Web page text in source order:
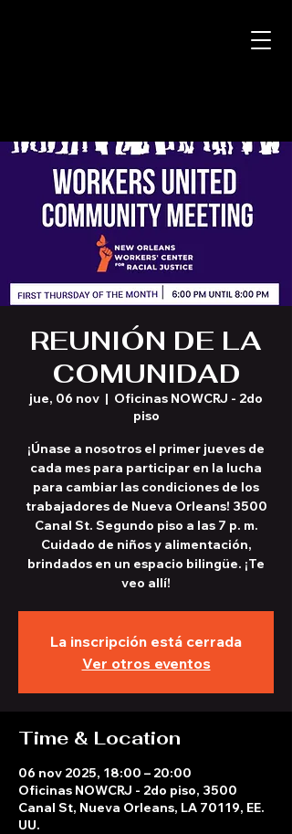
REUNIÓN DE LA
COMUNIDAD
jue, 06 nov
  |
Oficinas NOWCRJ - 2do
piso
¡Únase a nosotros el primer jueves de
cada mes para participar en la lucha
para cambiar las condiciones de los
trabajadores de Nueva Orleans! 3500
Canal St. Segundo piso a las 7 p. m.
Cuidado de niños y alimentación,
brindados en un espacio bilingüe. ¡Te
veo allí!
La inscripción está cerrada
Ver otros eventos
Time & Location
06 nov 2025, 18:00 – 20:00
Oficinas NOWCRJ - 2do piso, 3500
Canal St, Nueva Orleans, LA 70119, EE.
UU.